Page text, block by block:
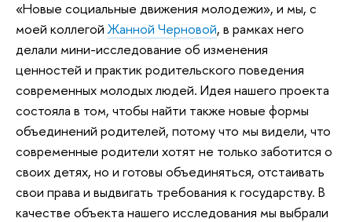
«Новые социальные движения молодежи», и мы, с
моей коллегойЖанной Черновой, в рамках него
делали мини-исследование об изменения
ценностей и практик родительского поведения
современных молодых людей. Идея нашего проекта
состояла в том, чтобы найти также новые формы
объединений родителей, потому что мы видели, что
современные родители хотят не только заботится о
своих детях, но и готовы объединяться, отстаивать
свои права и выдвигать требования к государству. В
качестве объекта нашего исследования мы выбрали